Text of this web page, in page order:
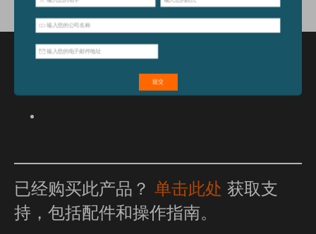
特点和优点
已经购买此产品？ 单击此处 获取支
持，包括配件和操作指南。